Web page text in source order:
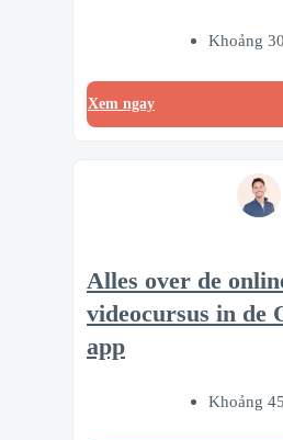
Khoảng
Xem ngay
Alles over de
videocursus in de
app
Khoảng